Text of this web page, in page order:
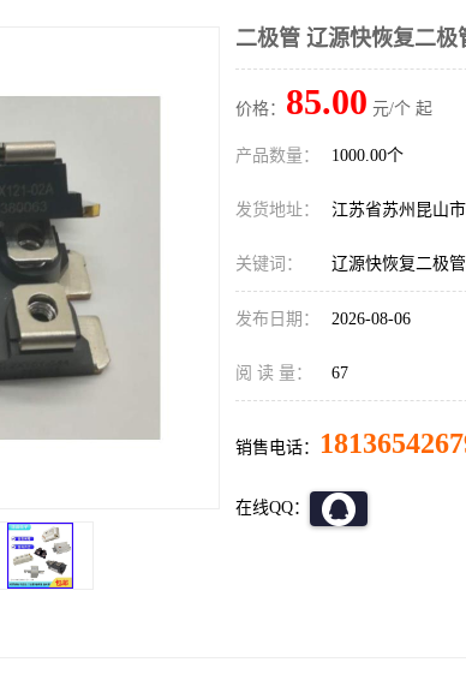
二极管 辽源快恢复二
价格： 85.00 元/个 起
产品数量： 1000.00个
发货地址： 江苏省苏州昆山市
关键词： 辽源快恢复二极
发布日期： 2026-08-06
阅 读 量： 67
销售电话：
在线QQ：